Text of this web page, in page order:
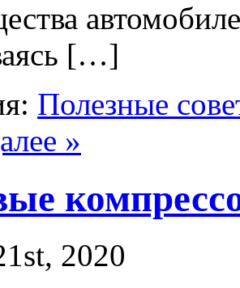
[…]
Полезные
»
2020